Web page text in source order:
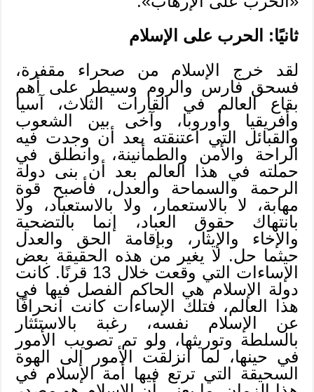
ثانيًا: الحرب على الإسلام
لقد خرج الإسلام من صحراء مقفرة،
فسحق فارس والروم وسيطر على أهم
بقاع العالم في القارات الثلاث، آسيا
وأفريقيا وأوروبا، وآخى بين الشعوب
والقبائل التي اعتنقته بعد أن وجدت فيه
الراحة والأمن والطمأنينة، وانطلق في
حملته في هذا العالم بعد أن بنى دولة
الرحمة والسماحة والعدل، فأصبح قوة
مهابة، لا بالاستعمار، ولا بالاستعباد، ولا
بانتهاك حقوق العباد، إنما بالتضحية
والإخاء والإيثار، وبإقامة الحق والعدل
حيثما حل. لا يغير من هذه الحقيقة بعض
الإساءات التي وقعت خلال 13 قرنًا. كانت
دولة الإسلام هي الحاكم الفصل فيها في
هذا العالم، فتلك الإساءات كانت انحرافًا
عن الإسلام نفسه، رغبة بالاستئثار
بالسلطة وتوريثها، ولو تم تصويب الأمور
في حينها، لما انزلقت الأمور إلى الهوة
السحيقة التي ترتع فيها أمة الإسلام في